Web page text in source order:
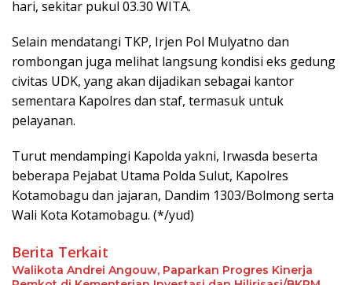
hari, sekitar pukul 03.30 WITA.
Selain mendatangi TKP, Irjen Pol Mulyatno dan
rombongan juga melihat langsung kondisi eks gedung
civitas UDK, yang akan dijadikan sebagai kantor
sementara Kapolres dan staf, termasuk untuk
pelayanan.
Turut mendampingi Kapolda yakni, Irwasda beserta
beberapa Pejabat Utama Polda Sulut, Kapolres
Kotamobagu dan jajaran, Dandim 1303/Bolmong serta
Wali Kota Kotamobagu. (*/yud)
Berita Terkait
Walikota Andrei Angouw, Paparkan Progres Kinerja